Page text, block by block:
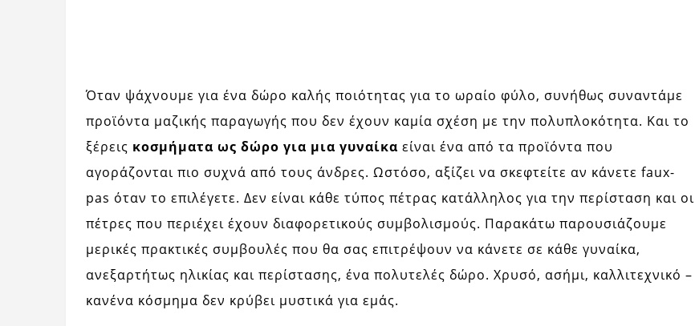
Όταν ψάχνουμε για ένα δώρο καλής ποιότητας για το ωραίο φύλο, συνήθως συναντάμε
προϊόντα μαζικής παραγωγής που δεν έχουν καμία σχέση με την πολυπλοκότητα. Και το
ξέρεις κοσμήματα ως δώρο για μια γυναίκα είναι ένα από τα προϊόντα που
αγοράζονται πιο συχνά από τους άνδρες. Ωστόσο, αξίζει να σκεφτείτε αν κάνετε faux-
pas όταν το επιλέγετε. Δεν είναι κάθε τύπος πέτρας κατάλληλος για την περίσταση και οι
πέτρες που περιέχει έχουν διαφορετικούς συμβολισμούς. Παρακάτω παρουσιάζουμε
μερικές πρακτικές συμβουλές που θα σας επιτρέψουν να κάνετε σε κάθε γυναίκα,
ανεξαρτήτως ηλικίας και περίστασης, ένα πολυτελές δώρο. Χρυσό, ασήμι, καλλιτεχνικό –
κανένα κόσμημα δεν κρύβει μυστικά για εμάς.